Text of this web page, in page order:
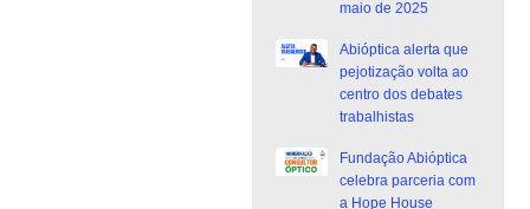
maio de 2025
Abióptica alerta que
pejotização volta ao
centro dos debates
trabalhistas
Fundação Abióptica
celebra parceria com
a Hope House